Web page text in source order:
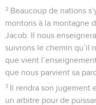
2 Beaucoup de nations
montons à la montagne
Jacob. Il nous
suivrons le chemin qu’il
que vient
que nous parvient sa
3 Il rendra son jugement
un arbitre pour de